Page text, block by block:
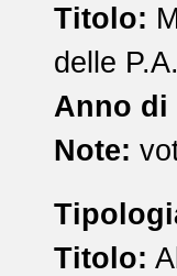
Titolo:
delle P.A.
Anno di
Note:
Titolo: